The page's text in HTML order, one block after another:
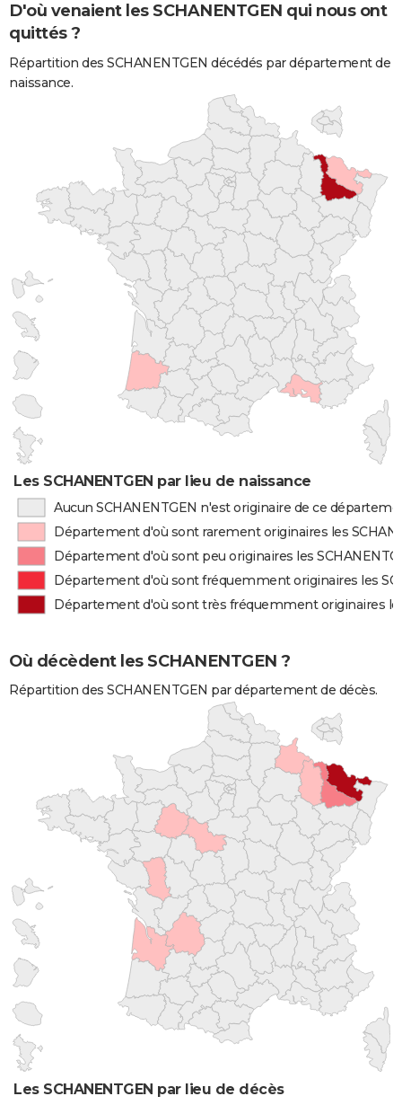
D'où venaient les SCHANENTGEN qui nous ont
quittés ?
Répartition des SCHANENTGEN décédés par département de
naissance.
Les SCHANENTGEN par lieu de naissance
Aucun SCHANENTGEN n'est originaire de ce
Département d'où sont rarement originaires les
Département d'où sont peu originaires les
Département d'où sont fréquemment originaires les
Département d'où sont très fréquemment originaires
Où décèdent les SCHANENTGEN ?
Répartition des SCHANENTGEN par département de décès.
Les SCHANENTGEN par lieu de décès